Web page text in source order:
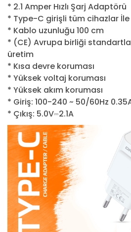
* 2.1 Amper Hızlı Şarj Adaptörü
* Type-C girişli tüm cihazlar
* Kablo uzunluğu 100 cm
* (CE) Avrupa birliği
üretim
* Kısa devre koruması
* Yüksek voltaj koruması
* Yüksek akım koruması
* Giriş: 100-240 ~ 50/60Hz
* Çıkış: 5.0V⎓2.1A